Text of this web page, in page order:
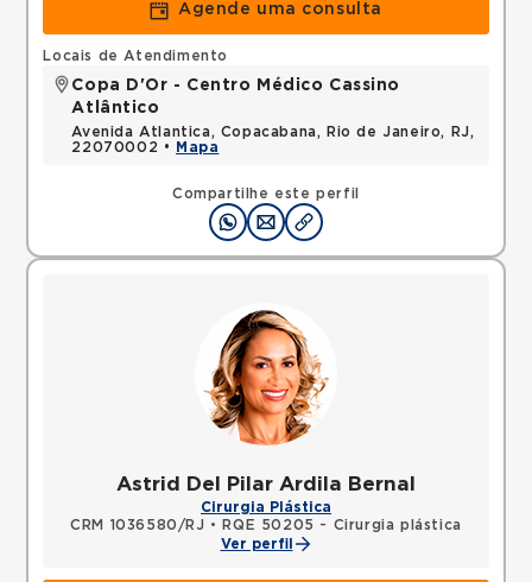
Agende uma consulta
Compartilhe este perfil
Locais de Atendimento
Copa D'Or - Centro Médico Cassino
Atlântico
Avenida Atlantica, Copacabana, Rio de Janeiro, RJ,
22070002 •
Mapa
Astrid Del Pilar Ardila Bernal
Cirurgia Plástica
CRM 1036580/RJ •
RQE 50205 - Cirurgia plástica
Ver perfil